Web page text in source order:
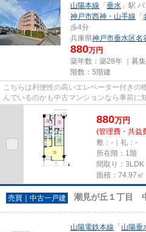
山陽本線 「 垂水 」駅
神戸市西神・山手線 「
歩4分
兵庫県神戸市垂水区名
880万円
築年数：築28年 ｜募集
階数：5階建
こちらは利便性の高いエレベーター付きの
んでいるのかも中古マンションなら事前に
本線垂水周辺なら、どこへ行...
880万円
(管理費・共益
敷：-｜礼：-
所在階：1階
間取り：3LDK
面積：74.97㎡
売買｜中古一戸建 潮見が丘１丁目
山陽電鉄本線 「 山陽垂